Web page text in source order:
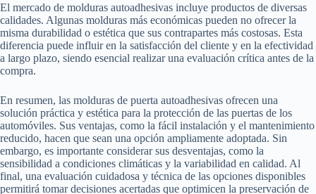
El mercado de molduras autoadhesivas incluye productos de diversas
calidades. Algunas molduras más económicas pueden no ofrecer la
misma durabilidad o estética que sus contrapartes más costosas. Esta
diferencia puede influir en la satisfacción del cliente y en la efectividad
a largo plazo, siendo esencial realizar una evaluación crítica antes de la
compra.
En resumen, las molduras de puerta autoadhesivas ofrecen una
solución práctica y estética para la protección de las puertas de los
automóviles. Sus ventajas, como la fácil instalación y el mantenimiento
reducido, hacen que sean una opción ampliamente adoptada. Sin
embargo, es importante considerar sus desventajas, como la
sensibilidad a condiciones climáticas y la variabilidad en calidad. Al
final, una evaluación cuidadosa y técnica de las opciones disponibles
permitirá tomar decisiones acertadas que optimicen la preservación de